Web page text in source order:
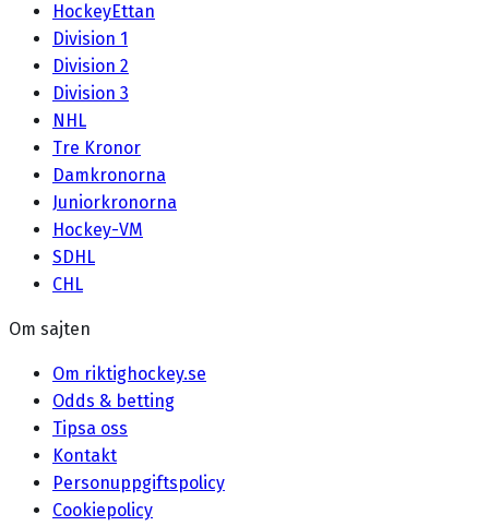
HockeyEttan
Division 1
Division 2
Division 3
NHL
Tre Kronor
Damkronorna
Juniorkronorna
Hockey-VM
SDHL
CHL
Om sajten
Om riktighockey.se
Odds & betting
Tipsa oss
Kontakt
Personuppgiftspolicy
Cookiepolicy